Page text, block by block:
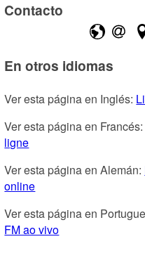
Contacto
En otros idiomas
Ver esta página en Inglés:
Ver esta página en Francés:
ligne
Ver esta página en Alemán:
online
Ver esta página en
FM ao vivo